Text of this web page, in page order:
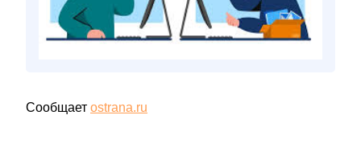
Сообщает ostrana.ru